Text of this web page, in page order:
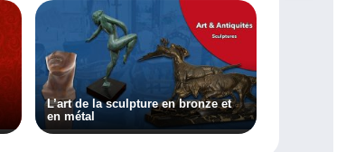
L’art de la sculpture en bronze et
en métal